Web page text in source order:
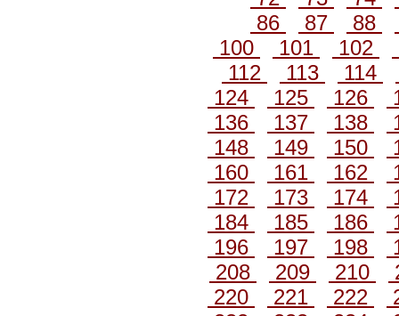
86
87 88
100
101 102
112
113 114
124
125 126
136
137 138
148
149 150
160
161 162
172
173 174
184
185 186
196
197 198
208
209 210
220
221 222